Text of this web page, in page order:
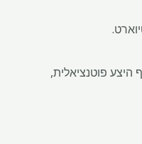
פוטנציאלית,